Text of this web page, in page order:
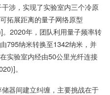
涉，实现了实验室内三个冷原
拓展距离的量子网络原型
2020年，团队利用量子频率转
795纳米转换至1342纳米，并
实验室内经由50公里光纤连接
。
间建立纠缠，主要挑战在于